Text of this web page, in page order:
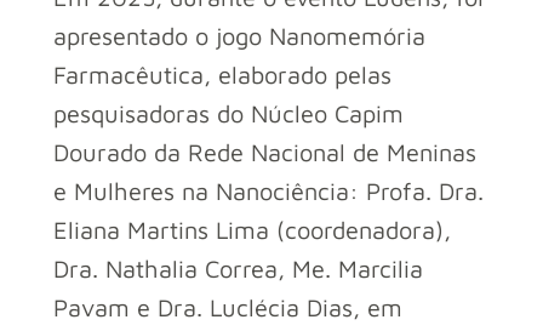
apresentado o jogo Nanomemória
Farmacêutica, elaborado pelas
pesquisadoras do Núcleo Capim
Dourado da Rede Nacional de Meninas
e Mulheres na Nanociência: Profa. Dra.
Eliana Martins Lima (coordenadora),
Dra. Nathalia Correa, Me. Marcilia
Pavam e Dra. Luclécia Dias, em